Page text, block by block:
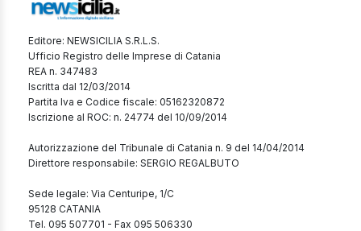
Editore: NEWSICILIA S.R.L.S.
Ufficio Registro delle Imprese di Catania
REA n. 347483
Iscritta dal 12/03/2014
Partita Iva e Codice fiscale: 05162320872
Iscrizione al ROC: n. 24774 del 10/09/2014
Autorizzazione del Tribunale di Catania n. 9 del 14/04/2014
Direttore responsabile: SERGIO REGALBUTO
Sede legale: Via Centuripe, 1/C
95128 CATANIA
Tel. 095 507701 - Fax 095 506330